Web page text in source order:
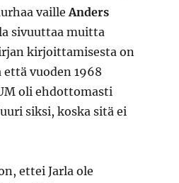
vailleAnders
sivuuttaa muitta
kirjoittamisesta on
vuoden 1968
oli ehdottomasti
siksi, koska sitä ei
ettei Jarla ole